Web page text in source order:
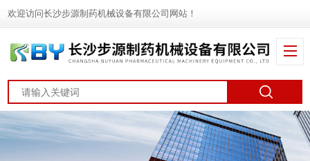
欢迎访问长沙步源制药机械设备有限公司网站！